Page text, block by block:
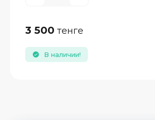
3 500 тенге
В наличии!